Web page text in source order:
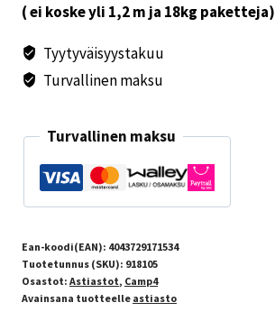
( ei koske yli 1,2 m ja 18kg paketteja)
Tyytyväisyystakuu
Turvallinen maksu
Turvallinen maksu
Ean-koodi(EAN): 4043729171534
Tuotetunnus (SKU): 918105
Osastot: Astiastot, Camp4
Avainsana tuotteelle astiasto